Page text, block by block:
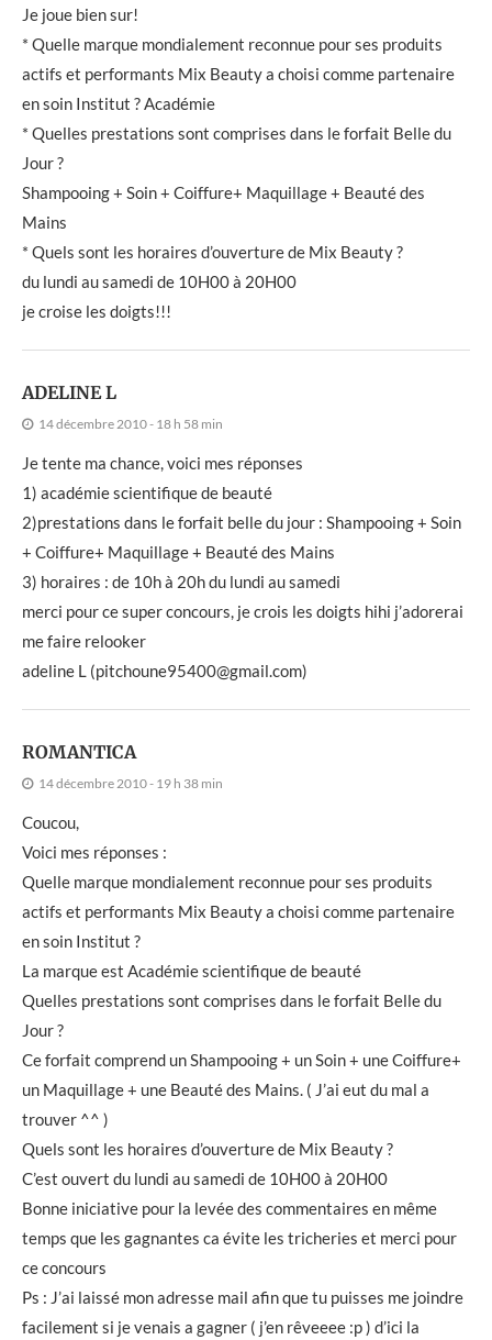
Je joue bien sur!
* Quelle marque mondialement reconnue pour ses produits
actifs et performants Mix Beauty a choisi comme partenaire
en soin Institut ? Académie
* Quelles prestations sont comprises dans le forfait Belle du
Jour ?
Shampooing + Soin + Coiffure+ Maquillage + Beauté des
Mains
* Quels sont les horaires d’ouverture de Mix Beauty ?
du lundi au samedi de 10H00 à 20H00
je croise les doigts!!!
ADELINE L
14 décembre 2010 - 18 h 58 min
Je tente ma chance, voici mes réponses
1) académie scientifique de beauté
2)prestations dans le forfait belle du jour : Shampooing + Soin
+ Coiffure+ Maquillage + Beauté des Mains
3) horaires : de 10h à 20h du lundi au samedi
merci pour ce super concours, je crois les doigts hihi j’adorerai
me faire relooker
adeline L (pitchoune95400@gmail.com)
ROMANTICA
14 décembre 2010 - 19 h 38 min
Coucou,
Voici mes réponses :
Quelle marque mondialement reconnue pour ses produits
actifs et performants Mix Beauty a choisi comme partenaire
en soin Institut ?
La marque est Académie scientifique de beauté
Quelles prestations sont comprises dans le forfait Belle du
Jour ?
Ce forfait comprend un Shampooing + un Soin + une Coiffure+
un Maquillage + une Beauté des Mains. ( J’ai eut du mal a
trouver ^^ )
Quels sont les horaires d’ouverture de Mix Beauty ?
C’est ouvert du lundi au samedi de 10H00 à 20H00
Bonne iniciative pour la levée des commentaires en même
temps que les gagnantes ca évite les tricheries et merci pour
ce concours
Ps : J’ai laissé mon adresse mail afin que tu puisses me joindre
facilement si je venais a gagner ( j’en rêveeee :p ) d’ici la